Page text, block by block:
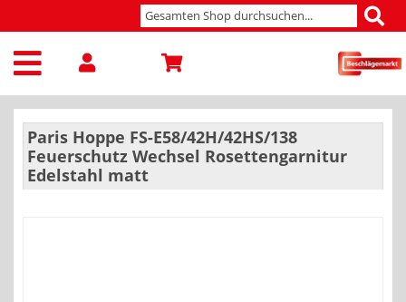
Paris Hoppe FS-E58/42H/42HS/138
Feuerschutz Wechsel Rosettengarnitur
Edelstahl matt